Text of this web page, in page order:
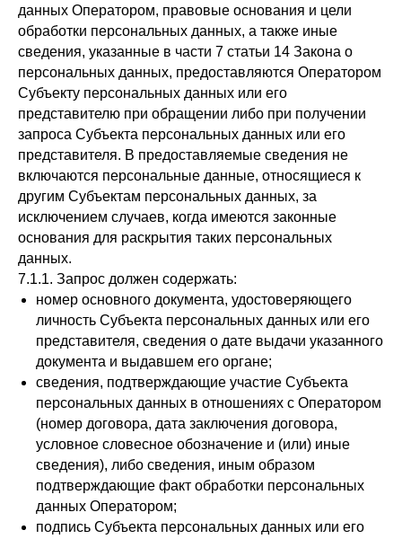
данных Оператором, правовые основания и цели
обработки персональных данных, а также иные
сведения, указанные в части 7 статьи 14 Закона о
персональных данных, предоставляются Оператором
Субъекту персональных данных или его
представителю при обращении либо при получении
запроса Субъекта персональных данных или его
представителя. В предоставляемые сведения не
включаются персональные данные, относящиеся к
другим Субъектам персональных данных, за
исключением случаев, когда имеются законные
основания для раскрытия таких персональных
данных.
7.1.1. Запрос должен содержать:
номер основного документа, удостоверяющего
личность Субъекта персональных данных или его
представителя, сведения о дате выдачи указанного
документа и выдавшем его органе;
сведения, подтверждающие участие Субъекта
персональных данных в отношениях с Оператором
(номер договора, дата заключения договора,
условное словесное обозначение и (или) иные
сведения), либо сведения, иным образом
подтверждающие факт обработки персональных
данных Оператором;
подпись Субъекта персональных данных или его